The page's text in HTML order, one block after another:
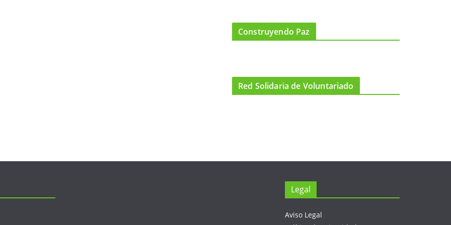
Construyendo Paz
Red Solidaria de Voluntariado
Legal
Aviso Legal